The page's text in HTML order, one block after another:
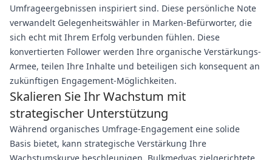
Umfrageergebnissen inspiriert sind. Diese persönliche Note
verwandelt Gelegenheitswähler in Marken-Befürworter, die
sich echt mit Ihrem Erfolg verbunden fühlen. Diese
konvertierten Follower werden Ihre organische Verstärkungs-
Armee, teilen Ihre Inhalte und beteiligen sich konsequent an
zukünftigen Engagement-Möglichkeiten.
Skalieren Sie Ihr Wachstum mit
strategischer Unterstützung
Während organisches Umfrage-Engagement eine solide
Basis bietet, kann strategische Verstärkung Ihre